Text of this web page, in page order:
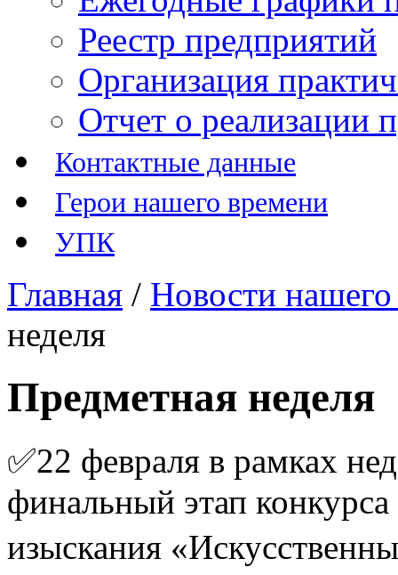
Реестр предприятий
Организация
Отчет о реализации
Контактные данные
Герои нашего времени
УПК
Главная / Новости
неделя
Предметная неделя
✅22 февраля в рамках
финальный этап
изыскания